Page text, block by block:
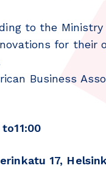
to the Ministry
for their
Business
17,